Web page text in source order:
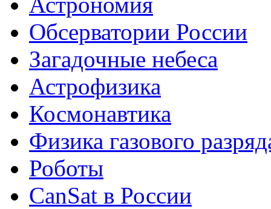
Обсерватории России
Загадочные небеса
Астрофизика
Космонавтика
Физика газового
Роботы
CanSat в России